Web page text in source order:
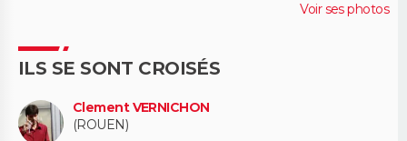
Voir ses photos
ILS SE SONT CROISÉS
Clement VERNICHON
(ROUEN)